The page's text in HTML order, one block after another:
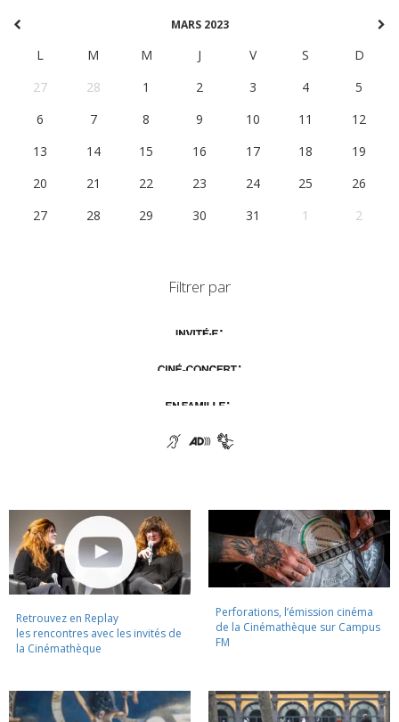
MARS 2023
L M M J V S
D
27
28 1 2 3 4
5
6
7 8 9 10 11
12
13
14 15 16 17 18
19
20
21 22 23 24 25
26
27
28 29 30 31 1 2
Filtrer par
Retrouvez en Replay
les rencontres avec les invités de
la Cinémathèque
Perforations, l’émission cinéma
de la Cinémathèque sur Campus
FM